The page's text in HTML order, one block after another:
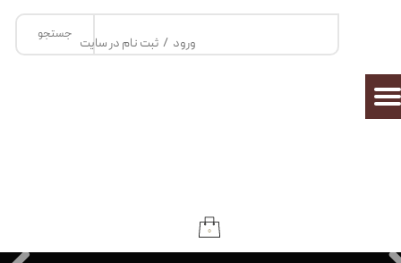
جستجو
۰
ورود / ثبت نام در سایت
تغییر گذر واژه
سفارشات